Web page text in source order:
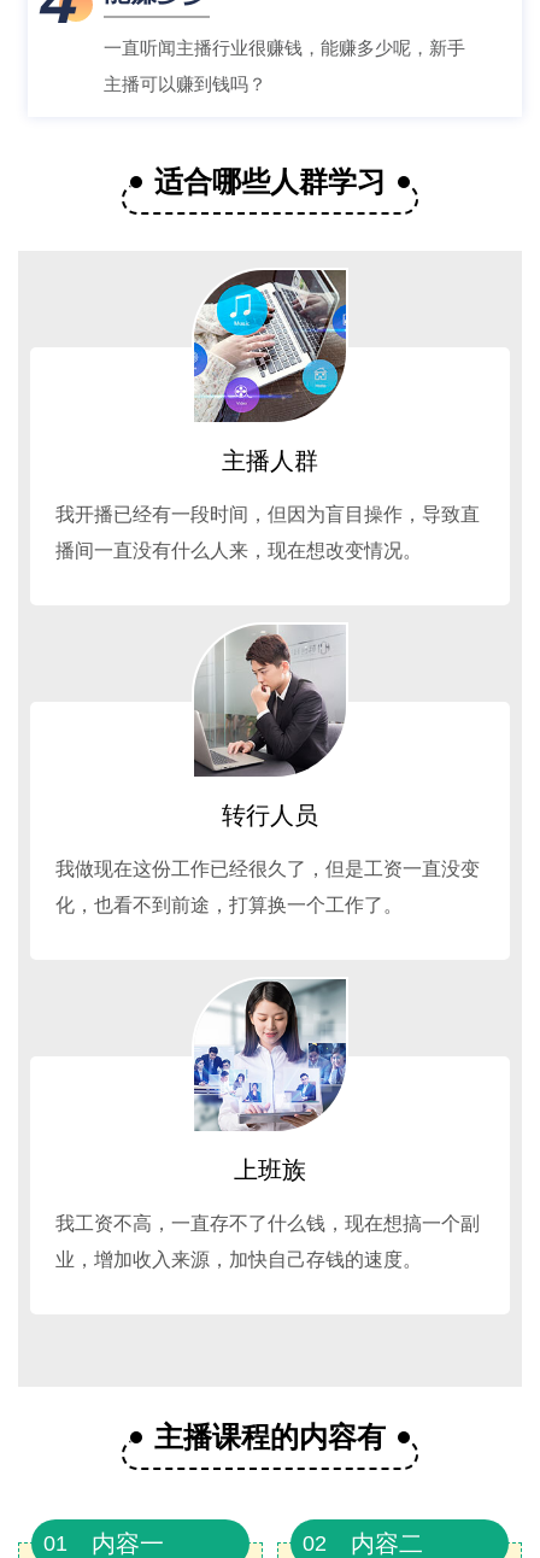
一直听闻主播行业很赚钱，能赚多少呢，新手
主播可以赚到钱吗？
适合哪些人群学习
主播人群
我开播已经有一段时间，但因为盲目操作，导致直
播间一直没有什么人来，现在想改变情况。
转行人员
我做现在这份工作已经很久了，但是工资一直没变
化，也看不到前途，打算换一个工作了。
上班族
我工资不高，一直存不了什么钱，现在想搞一个副
业，增加收入来源，加快自己存钱的速度。
主播课程的内容有
01 内容一 02 内容二